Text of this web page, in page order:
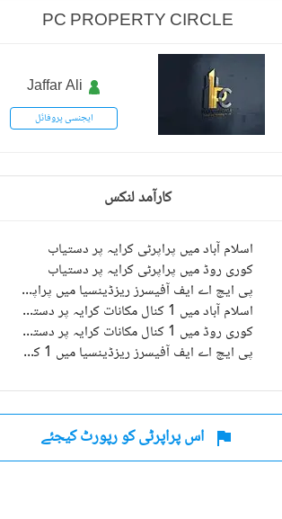
PC PROPERTY CIRCLE
Jaffar Ali
ایجنسی پروفائل
کارآمد لنکس
اسلام آباد میں پراپرٹی کرایہ پر دستیاب
کوری روڈ میں پراپرٹی کرایہ پر دستیاب
پی ایچ اے ایف آفیسرز ریزڈینسیا میں پراپرٹی کرایہ پر دستیاب
اسلام آباد میں 1 کنال مکانات کرایہ پر دستیاب
کوری روڈ میں 1 کنال مکانات کرایہ پر دستیاب
پی ایچ اے ایف آفیسرز ریزڈینسیا میں 1 کنال مکانات کرایہ پر دستیاب
اس پراپرٹی کو رپورٹ کیجئے